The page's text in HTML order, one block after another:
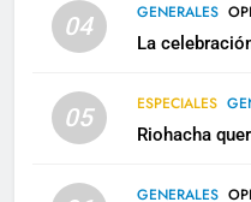
04 GENERALES
La
05 ESPECIALES
Riohacha
GENERALES